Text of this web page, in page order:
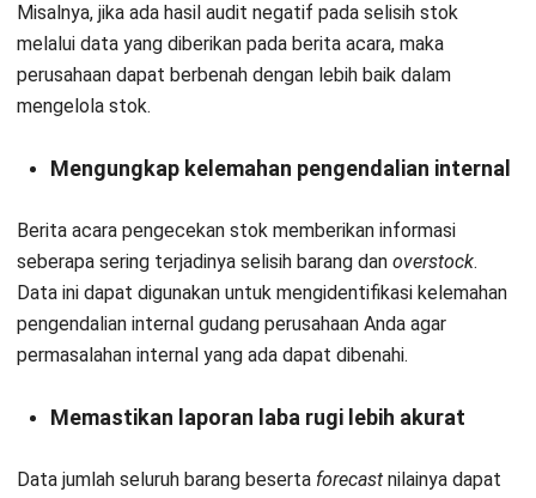
Misalnya, jika ada hasil audit negatif pada selisih stok
melalui data yang diberikan pada berita acara, maka
perusahaan dapat berbenah dengan lebih baik dalam
mengelola stok.
Mengungkap kelemahan pengendalian internal
Berita acara pengecekan stok memberikan informasi
seberapa sering terjadinya selisih barang dan overstock.
Data ini dapat digunakan untuk mengidentifikasi kelemahan
pengendalian internal gudang perusahaan Anda agar
permasalahan internal yang ada dapat dibenahi.
Memastikan laporan laba rugi lebih akurat
Data jumlah seluruh barang beserta forecast nilainya dapat